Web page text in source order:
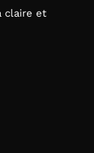
claire et